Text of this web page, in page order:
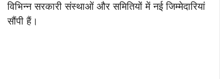
विभिन्न सरकारी संस्थाओं और समितियों में नई जिम्मेदारियां
सौंपी हैं।